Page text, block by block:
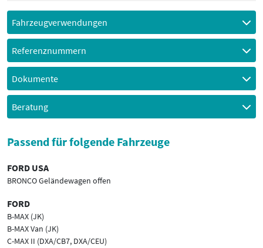
Fahrzeugverwendungen
Referenznummern
Dokumente
Beratung
Passend für folgende Fahrzeuge
FORD USA
BRONCO Geländewagen offen
FORD
B-MAX (JK)
B-MAX Van (JK)
C-MAX II (DXA/CB7, DXA/CEU)